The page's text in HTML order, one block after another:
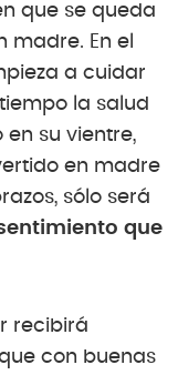
que se queda
En el
a cuidar
la salud
su vientre,
en madre
sólo será
que
recibirá
con buenas